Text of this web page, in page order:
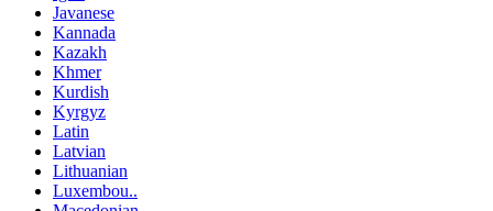
Javanese
Kannada
Kazakh
Khmer
Kurdish
Kyrgyz
Latin
Latvian
Lithuanian
Luxembou..